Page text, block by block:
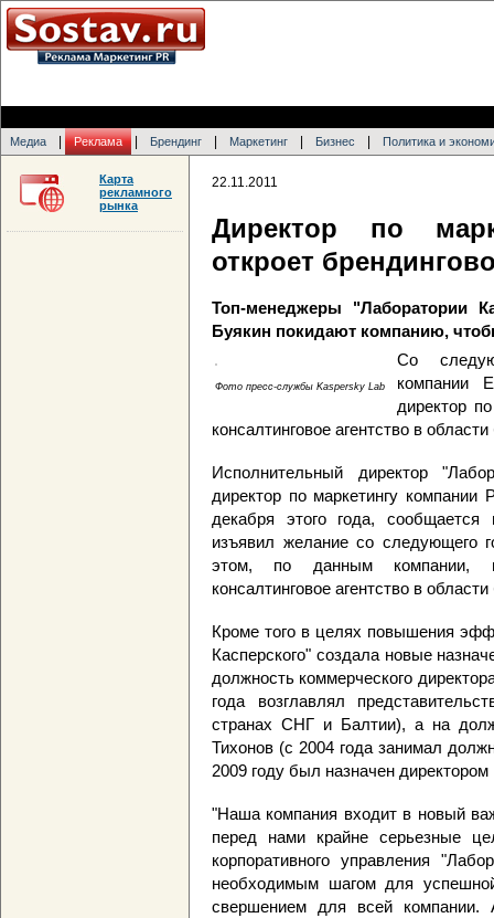
Медиа Реклама Брендинг Маркетинг Бизнес Политика и
22.11.2011
Директор по
откроет
Топ-менеджеры "Лаборатории
Буякин покидают компанию,
Фото пресс-службы Kaspersky Lab
Со
компании
директор
консалтинговое агентство в
Исполнительный директор
директор по маркетингу
декабря этого года,
изъявил желание со следующего
этом, по данным компании,
консалтинговое агентство в
Кроме того в целях повышения
Касперского" создала новые
должность коммерческого
года возглавлял
странах СНГ и Балтии), а на
Тихонов (с 2004 года занимал
2009 году был назначен
"Наша компания входит в новый
перед нами крайне серьезные
корпоративного управления
необходимым шагом для
свершением для всей
Карта
рекламного
рынка